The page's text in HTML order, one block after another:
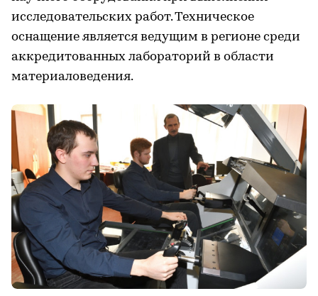
исследовательских работ. Техническое
оснащение является ведущим в регионе среди
аккредитованных лабораторий в области
материаловедения.